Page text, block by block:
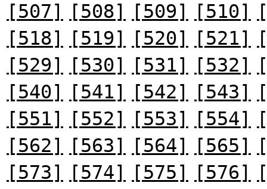
[507]
[508] [509] [510]
[518]
[519] [520] [521]
[529]
[530] [531] [532]
[540]
[541] [542] [543]
[551]
[552] [553] [554]
[562]
[563] [564] [565]
[573]
[574] [575] [576]